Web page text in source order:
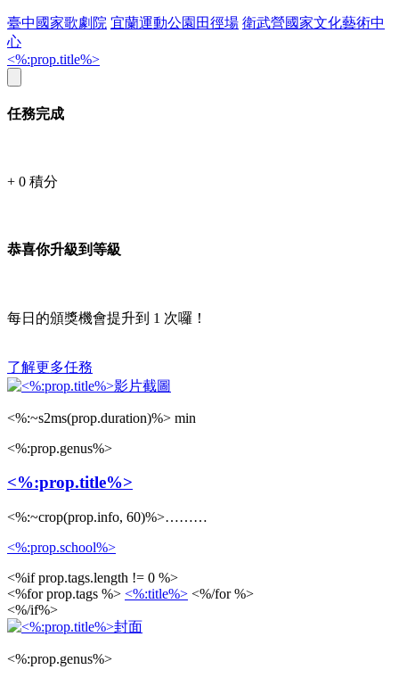
臺中國家歌劇院 宜蘭運動公園田徑場 衛武營國家文化藝術中
心
<%:prop.title%>
任務完成
+ 0 積分
恭喜你升級到等級
每日的頒獎機會提升到 1 次囉！
了解更多任務
<%:~s2ms(prop.duration)%> min
<%:prop.genus%>
<%:prop.title%>
<%:~crop(prop.info, 60)%>………
<%:prop.school%>
<%if prop.tags.length != 0 %>
<%for prop.tags %> <%:title%> <%/for %>
<%/if%>
<%:prop.genus%>